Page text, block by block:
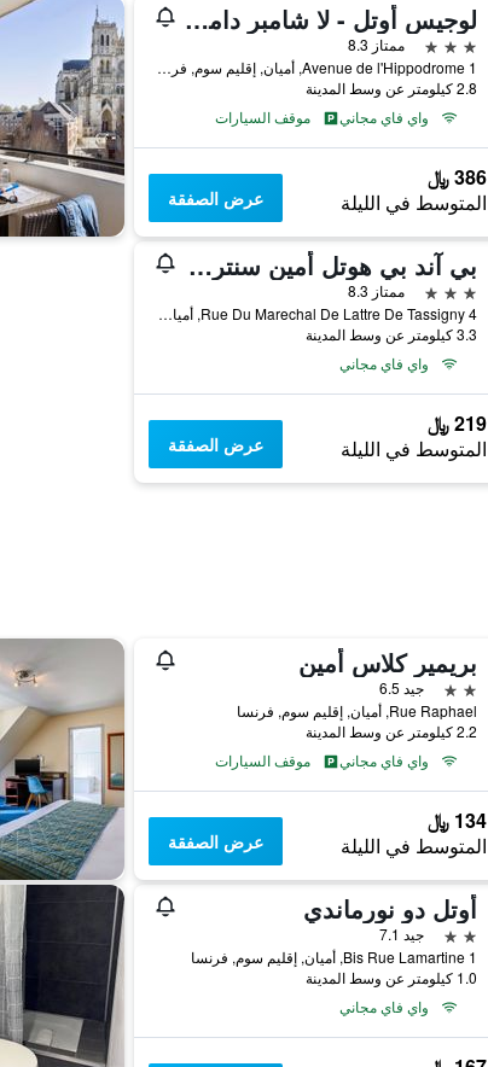
لوجيس أوتل - لا شامبر داميان
3 نجوم
ممتاز 8.3
1 Avenue de l'Hippodrome, أميان, إقليم سوم, فرنسا
2.8 كيلومتر عن وسط المدينة
واي فاي مجاني
موقف السيارات
386 ﷼
المتوسط في الليلة عرض الصفقة
بي آند بي هوتل أمين سنتر كاثيدرال
3 نجوم
ممتاز 8.3
4 Rue Du Marechal De Lattre De Tassigny, أميان, إقليم سوم, فرنسا
3.3 كيلومتر عن وسط المدينة
واي فاي مجاني
219 ﷼
المتوسط في الليلة عرض الصفقة
بريمير كلاس أمين
2 نجمتين
جيد 6.5
Rue Raphael, أميان, إقليم سوم, فرنسا
2.2 كيلومتر عن وسط المدينة
واي فاي مجاني
موقف السيارات
134 ﷼
المتوسط في الليلة عرض الصفقة
أوتل دو نورماندي
2 نجمتين
جيد 7.1
1 Bis Rue Lamartine, أميان, إقليم سوم, فرنسا
1.0 كيلومتر عن وسط المدينة
واي فاي مجاني